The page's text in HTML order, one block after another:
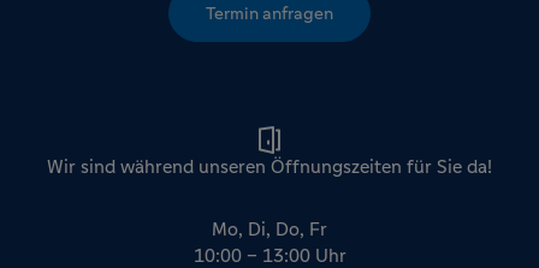
Termin anfragen
Wir sind während unseren Öffnungszeiten für Sie da!
Mo, Di, Do, Fr
10:00 – 13:00 Uhr